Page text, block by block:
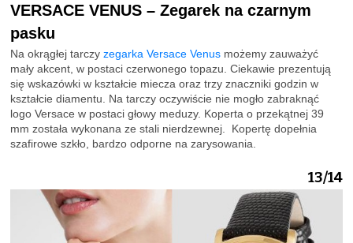
VERSACE VENUS – Zegarek na czarnym
pasku
Na okrągłej tarczy zegarka Versace Venus możemy zauważyć
mały akcent, w postaci czerwonego topazu. Ciekawie prezentują
się wskazówki w kształcie miecza oraz trzy znaczniki godzin w
kształcie diamentu. Na tarczy oczywiście nie mogło zabraknąć
logo Versace w postaci głowy meduzy. Koperta o przekątnej 39
mm została wykonana ze stali nierdzewnej. Kopertę dopełnia
szafirowe szkło, bardzo odporne na zarysowania.
13/14